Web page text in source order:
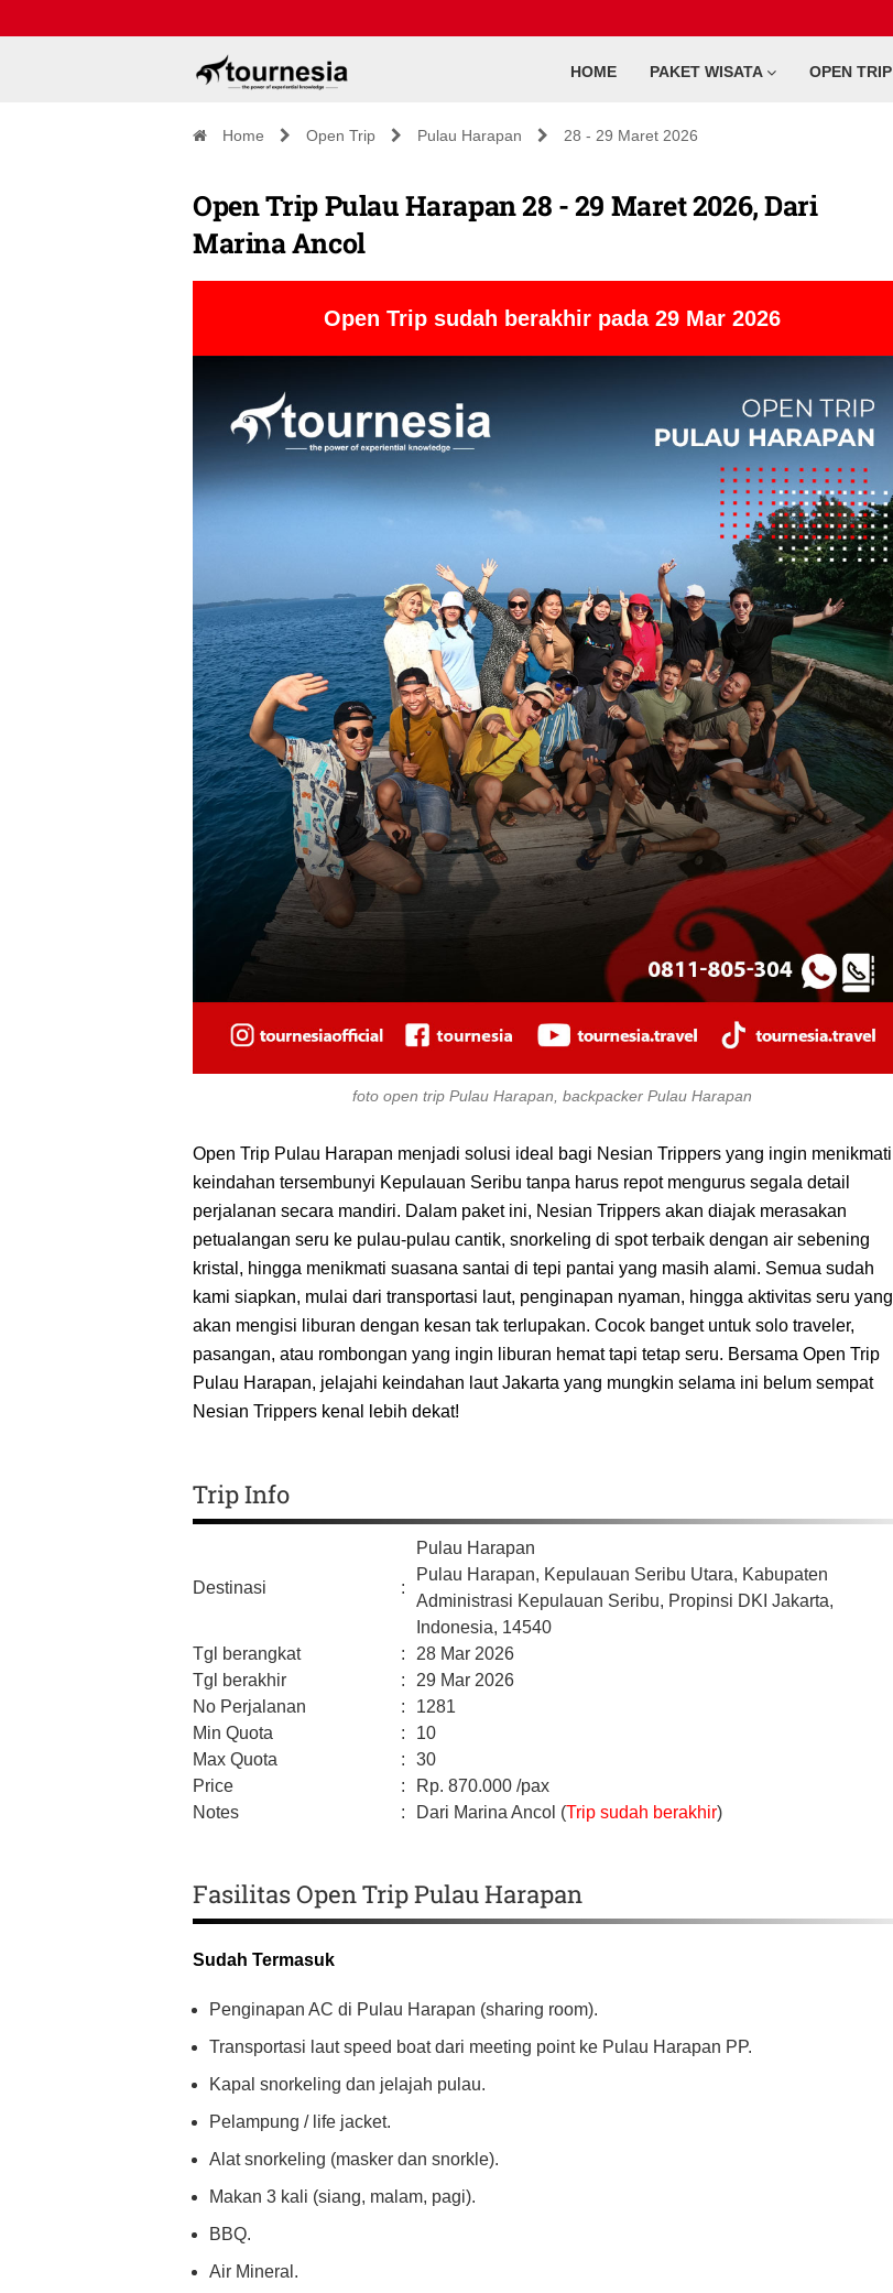
HOME PAKET WISATA OPEN TRIP
Home Open Trip Pulau Harapan 28 - 29 Maret 2026
Open Trip Pulau Harapan 28 - 29 Maret 2026, Dari
Marina Ancol
Open Trip sudah berakhir pada 29 Mar 2026
foto open trip Pulau Harapan, backpacker Pulau Harapan
Open Trip Pulau Harapan menjadi solusi ideal bagi Nesian Trippers yang ingin menikmati
keindahan tersembunyi Kepulauan Seribu tanpa harus repot mengurus segala detail
perjalanan secara mandiri. Dalam paket ini, Nesian Trippers akan diajak merasakan
petualangan seru ke pulau-pulau cantik, snorkeling di spot terbaik dengan air sebening
kristal, hingga menikmati suasana santai di tepi pantai yang masih alami. Semua sudah
kami siapkan, mulai dari transportasi laut, penginapan nyaman, hingga aktivitas seru yang
akan mengisi liburan dengan kesan tak terlupakan. Cocok banget untuk solo traveler,
pasangan, atau rombongan yang ingin liburan hemat tapi tetap seru. Bersama Open Trip
Pulau Harapan, jelajahi keindahan laut Jakarta yang mungkin selama ini belum sempat
Nesian Trippers kenal lebih dekat!
Trip Info
Destinasi :
Pulau Harapan
Pulau Harapan, Kepulauan Seribu Utara, Kabupaten
Administrasi Kepulauan Seribu, Propinsi DKI Jakarta,
Indonesia, 14540
Tgl berangkat
:
28 Mar 2026
Tgl berakhir
:
29 Mar 2026
No Perjalanan
:
1281
Min Quota
:
10
Max Quota
:
30
Price
: Rp. 870.000 /pax
Notes
: Dari Marina Ancol (Trip sudah berakhir)
Fasilitas Open Trip Pulau Harapan
Sudah Termasuk
Penginapan AC di Pulau Harapan (sharing room).
Transportasi laut speed boat dari meeting point ke Pulau Harapan PP.
Kapal snorkeling dan jelajah pulau.
Pelampung / life jacket.
Alat snorkeling (masker dan snorkle).
Makan 3 kali (siang, malam, pagi).
BBQ.
Air Mineral.